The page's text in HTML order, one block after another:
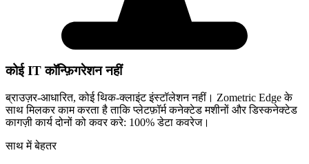
कोई IT कॉन्फ़िगरेशन नहीं
ब्राउज़र-आधारित, कोई थिक-क्लाइंट इंस्टॉलेशन नहीं। Zometric Edge के
साथ मिलकर काम करता है ताकि प्लेटफ़ॉर्म कनेक्टेड मशीनों और डिस्कनेक्टेड
कागज़ी कार्य दोनों को कवर करे: 100% डेटा कवरेज।
साथ में बेहतर